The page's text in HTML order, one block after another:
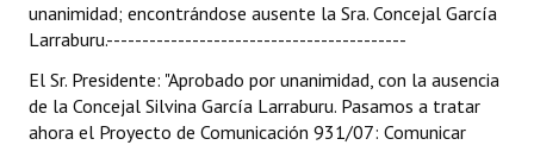
unanimidad; encontrándose ausente la Sra. Concejal García
Larraburu.------------------------------------------
El Sr. Presidente: "Aprobado por unanimidad, con la ausencia
de la Concejal Silvina García Larraburu. Pasamos a tratar
ahora el Proyecto de Comunicación 931/07: Comunicar